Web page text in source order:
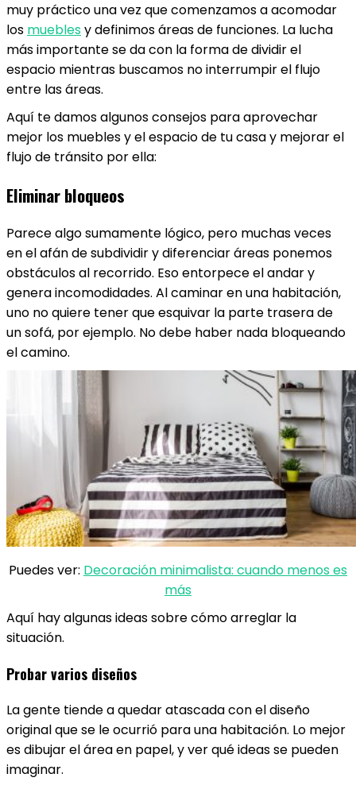
muy práctico una vez que comenzamos a acomodar
los mueblesy definimos áreas de funciones. La lucha
más importante se da con la forma de dividir el
espacio mientras buscamos no interrumpir el flujo
entre las áreas.
Aquí te damos algunos consejos para aprovechar
mejor los muebles y el espacio de tu casa y mejorar el
flujo de tránsito por ella:
Eliminar bloqueos
Parece algo sumamente lógico, pero muchas veces
en el afán de subdividir y diferenciar áreas ponemos
obstáculos al recorrido. Eso entorpece el andar y
genera incomodidades. Al caminar en una habitación,
uno no quiere tener que esquivar la parte trasera de
un sofá, por ejemplo. No debe haber nada bloqueando
el camino.
Puedes ver: Decoración minimalista: cuando menos es
más
Aquí hay algunas ideas sobre cómo arreglar la
situación.
Probar varios diseños
La gente tiende a quedar atascada con el diseño
original que se le ocurrió para una habitación. Lo mejor
es dibujar el área en papel, y ver qué ideas se pueden
imaginar.